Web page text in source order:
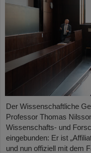
Der Wissenschaftliche
Professor Thomas
Wissenschafts- und
eingebunden: Er ist
und nun offiziell mit dem